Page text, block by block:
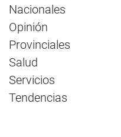
Nacionales
Opinión
Provinciales
Salud
Servicios
Tendencias